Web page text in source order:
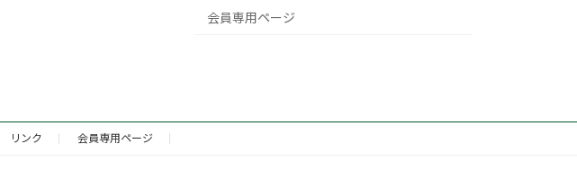
会員専用ページ
リンク 会員専用ページ